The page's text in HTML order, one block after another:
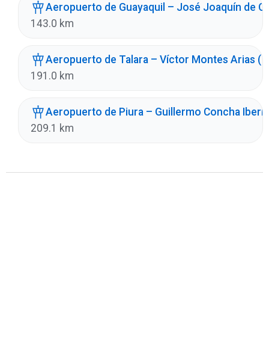
Aeropuerto de Guayaquil – José Joaquín de
143.0 km
Aeropuerto de Talara – Víctor Montes Arias
191.0 km
Aeropuerto de Piura – Guillermo Concha
209.1 km